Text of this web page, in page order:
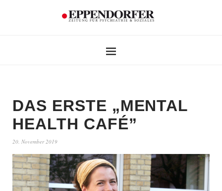
DAS ERSTE „MENTAL
HEALTH CAFÉ”
20. November 2019